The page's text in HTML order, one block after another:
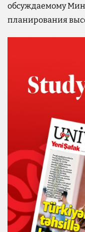
обсуждаемому
планирования